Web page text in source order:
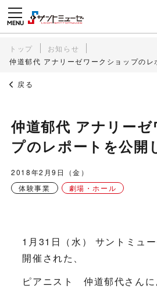
トップ
お知らせ
仲道郁代 アナリーゼワークショップのレ
戻る
仲道郁代 アナリーゼ
プのレポートを公開
2018年2月9日（金）
体験事業
劇場・ホール
1月31日（水） サントミュ
開催された、
ピアニスト 仲道郁代さんに